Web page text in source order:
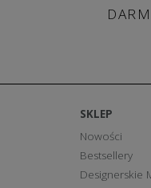
SKLEP
Nowości
Bestsellery
Designerskie